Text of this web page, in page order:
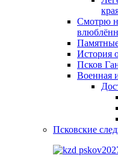
Смотрю
История
Псков
Военная
Псковские